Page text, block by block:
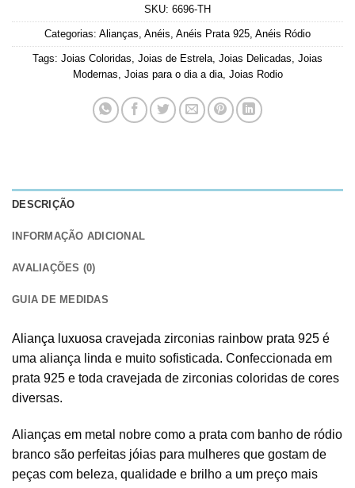
SKU: 6696-TH
Categorias: Alianças Anéis Anéis Prata 925 Anéis Ródio
Tags: Joias Coloridas Joias de Estrela Joias Delicadas Joias
Modernas Joias para o dia a dia, Joias Rodio
DESCRIÇÃO
INFORMAÇÃO ADICIONAL
AVALIAÇÕES (0)
GUIA DE MEDIDAS
Aliança luxuosa cravejada zirconias rainbow prata 925 é
uma aliança linda e muito sofisticada. Confeccionada em
prata 925 e toda cravejada de zirconias coloridas de cores
diversas.
Alianças em metal nobre como a prata com banho de ródio
branco são perfeitas jóias para mulheres que gostam de
peças com beleza, qualidade e brilho a um preço mais